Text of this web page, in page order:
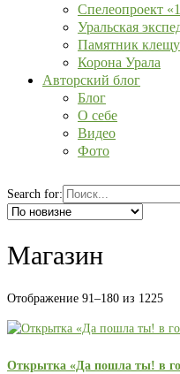
Спелеопроект
Уральская
Памятник
Корона Урала
Авторский блог
Блог
О себе
Видео
Фото
Search for:
Магазин
Отображение 91–180 из 1225
Открытка «Да пошла ты! в